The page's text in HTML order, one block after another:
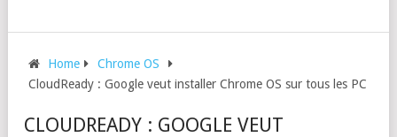
Home
Chrome OS
CloudReady : Google veut installer Chrome OS sur tous les PC
CLOUDREADY : GOOGLE VEUT